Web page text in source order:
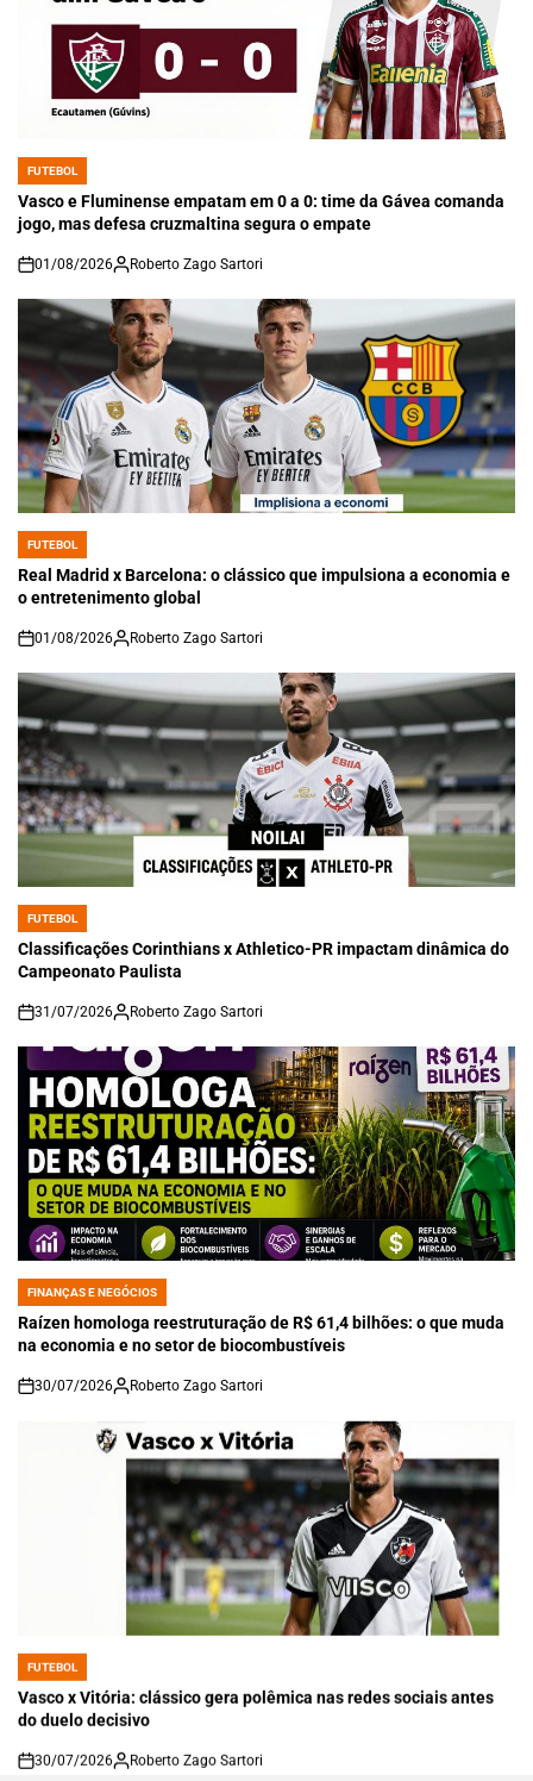
POSTED
IN
FUTEBOL
Vasco e Fluminense empatam em 0 a 0: time da Gávea comanda
jogo, mas defesa cruzmaltina segura o empate
on
01/08/2026 Roberto Zago Sartori
POSTED
IN
FUTEBOL
Real Madrid x Barcelona: o clássico que impulsiona a economia e
o entretenimento global
on
01/08/2026 Roberto Zago Sartori
POSTED
IN
FUTEBOL
Classificações Corinthians x Athletico-PR impactam dinâmica do
Campeonato Paulista
on
31/07/2026 Roberto Zago Sartori
POSTED
IN
FINANÇAS E NEGÓCIOS
Raízen homologa reestruturação de R$ 61,4 bilhões: o que muda
na economia e no setor de biocombustíveis
on
30/07/2026 Roberto Zago Sartori
POSTED
IN
FUTEBOL
Vasco x Vitória: clássico gera polêmica nas redes sociais antes
do duelo decisivo
on
30/07/2026 Roberto Zago Sartori